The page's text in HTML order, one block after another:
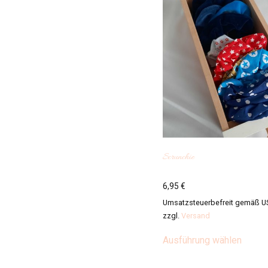
Scrunchie
6,95€
Umsatzsteuerbefreit gemäß
zzgl.Versand
Ausführung wählen